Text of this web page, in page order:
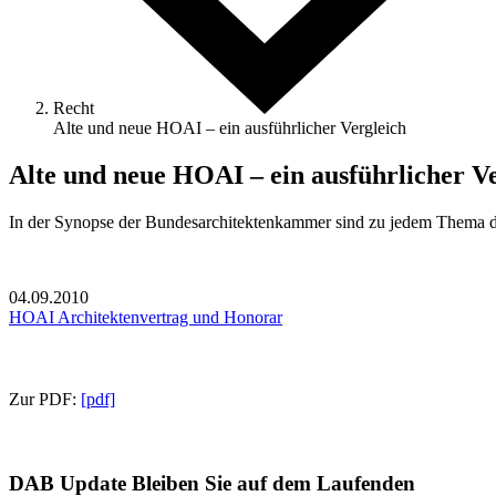
Recht
Alte und neue HOAI – ein ausführlicher Vergleich
Alte und neue HOAI – ein ausführlicher
In der Synopse der Bundesarchitektenkammer sind zu jedem
04.09.2010
HOAI Architektenvertrag und Honorar
Zur PDF: [pdf]
DAB Update Bleiben Sie auf dem Laufenden